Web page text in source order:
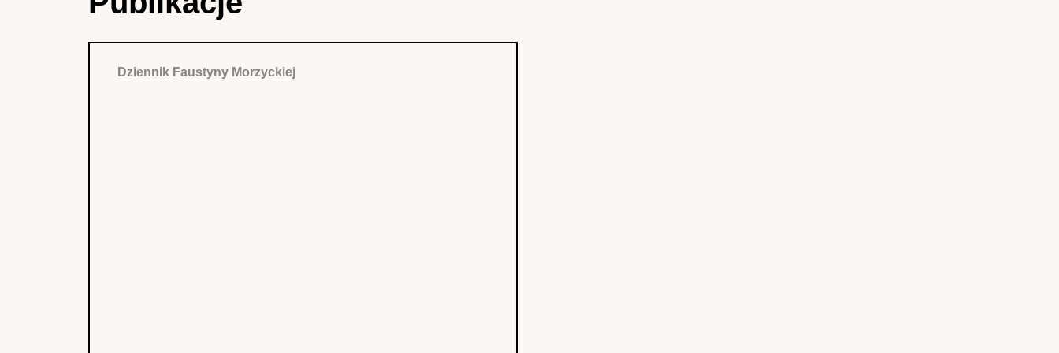
Dziennik Faustyny Morzyckiej